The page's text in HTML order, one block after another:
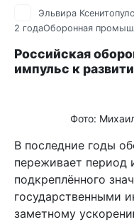
Эльвира Ксенитопуло
2 годаОборонная
Российская
импульс к
Фото:
В последние годы
переживает период
подкреплённого
государственными
заметному